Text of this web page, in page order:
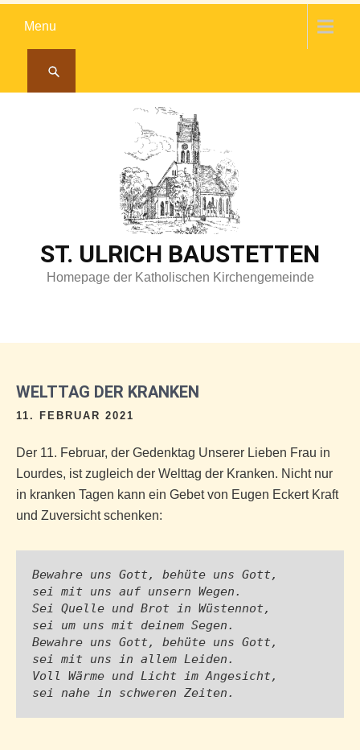
Menu
ST. ULRICH BAUSTETTEN
Homepage der Katholischen Kirchengemeinde
WELTTAG DER KRANKEN
11. FEBRUAR 2021
Der 11. Februar, der Gedenktag Unserer Lieben Frau in
Lourdes, ist zugleich der Welttag der Kranken. Nicht nur
in kranken Tagen kann ein Gebet von Eugen Eckert Kraft
und Zuversicht schenken:
Bewahre uns Gott, behüte uns Gott,
sei mit uns auf unsern Wegen.
Sei Quelle und Brot in Wüstennot,
sei um uns mit deinem Segen.
Bewahre uns Gott, behüte uns Gott,
sei mit uns in allem Leiden.
Voll Wärme und Licht im Angesicht,
sei nahe in schweren Zeiten.